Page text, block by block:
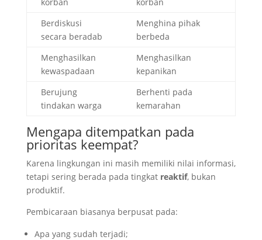
Berdiskusi
secara beradab
Menghina pihak
berbeda
Menghasilkan
kewaspadaan
Menghasilkan
kepanikan
Berujung
tindakan warga
Berhenti pada
kemarahan
Mengapa ditempatkan pada
prioritas keempat?
Karena lingkungan ini masih memiliki nilai informasi,
tetapi sering berada pada tingkat reaktif, bukan
produktif.
Pembicaraan biasanya berpusat pada:
Apa yang sudah terjadi;